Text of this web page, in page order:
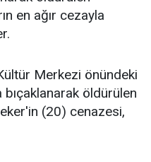
en ağır cezayla
Merkezi önündeki
bıçaklanarak öldürülen
(20) cenazesi,